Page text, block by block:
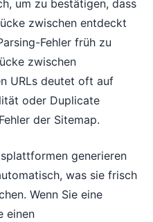
um zu bestätigen, dass
zwischen entdeckt
Fehler früh zu
zwischen
URLs deutet oft auf
oder Duplicate
der Sitemap.
generieren
was sie frisch
Wenn Sie eine
einen